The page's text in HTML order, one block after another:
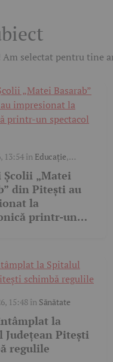
selectat pentru
13:54în Educație,
cultural, Video
Școlii „Matei
din Pitești au
la
printr-un
15:48în Sănătate
la
Județean Pitești
regulile